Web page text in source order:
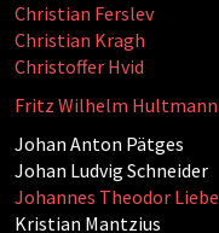
Christian Ferslev
Christian Kragh
Christoffer Hvid
Fritz Wilhelm Hultmann
Johan Anton Pätges
Johan Ludvig Schneider
Johannes Theodor Liebe
Kristian Mantzius